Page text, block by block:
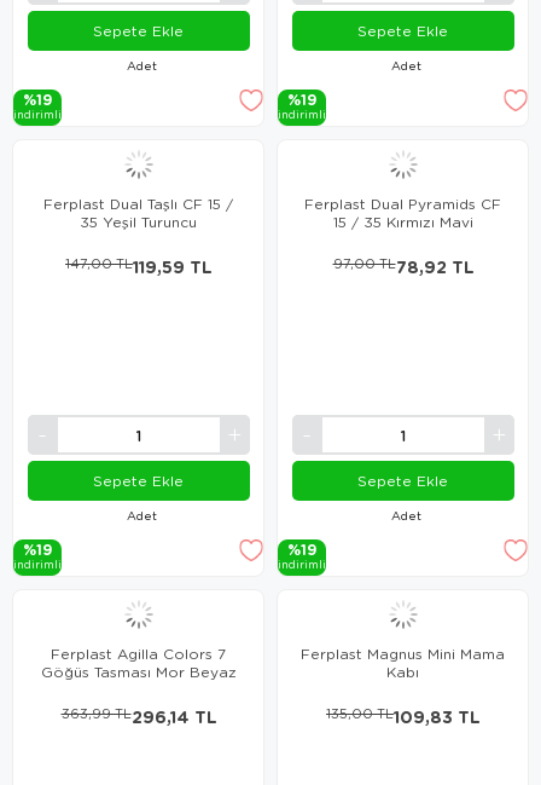
Adet
Sepete Ekle
%19
i̇ndi̇ri̇mli̇
Adet
Sepete Ekle
%19
i̇ndi̇ri̇mli̇
Ferplast Dual Taşlı CF 15 /
35 Yeşil Turuncu
Adet
119,59 TL
147,00 TL
Sepete Ekle
%19
i̇ndi̇ri̇mli̇
Ferplast Dual Pyramids CF
15 / 35 Kırmızı Mavi
Adet
78,92 TL
97,00 TL
Sepete Ekle
%19
i̇ndi̇ri̇mli̇
Ferplast Agilla Colors 7
Göğüs Tasması Mor Beyaz
296,14 TL
363,99 TL
Ferplast Magnus Mini Mama
Kabı
109,83 TL
135,00 TL